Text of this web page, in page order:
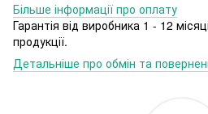
Більше інформації про оплату
Гарантія від виробника 1 - 12
продукції.
Детальніше про обмін та